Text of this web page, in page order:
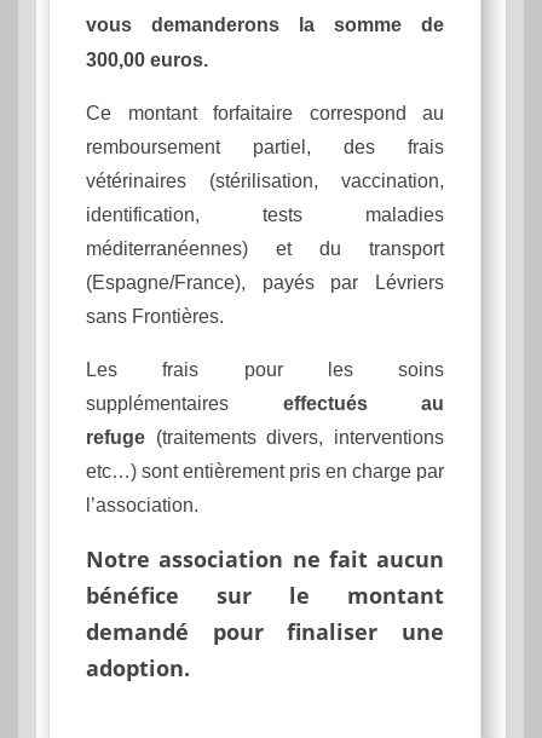
vous demanderons la somme de
300,00 euros.
Ce montant forfaitaire correspond au
remboursement partiel, des frais
vétérinaires (stérilisation, vaccination,
identification, tests maladies
méditerranéennes) et du transport
(Espagne/France), payés par Lévriers
sans Frontières.
Les frais pour les soins
supplémentaires effectués au
refuge (traitements divers, interventions
etc…) sont entièrement pris en charge par
l’association.
Notre association ne fait aucun
bénéfice sur le montant
demandé pour finaliser une
adoption.